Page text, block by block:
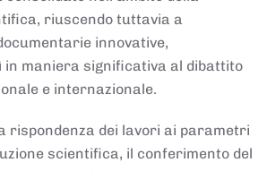
riuscendo tuttavia a
innovative,
in maniera significativa al dibattito
e internazionale.
rispondenza dei lavori ai parametri
scientifica, il conferimento del